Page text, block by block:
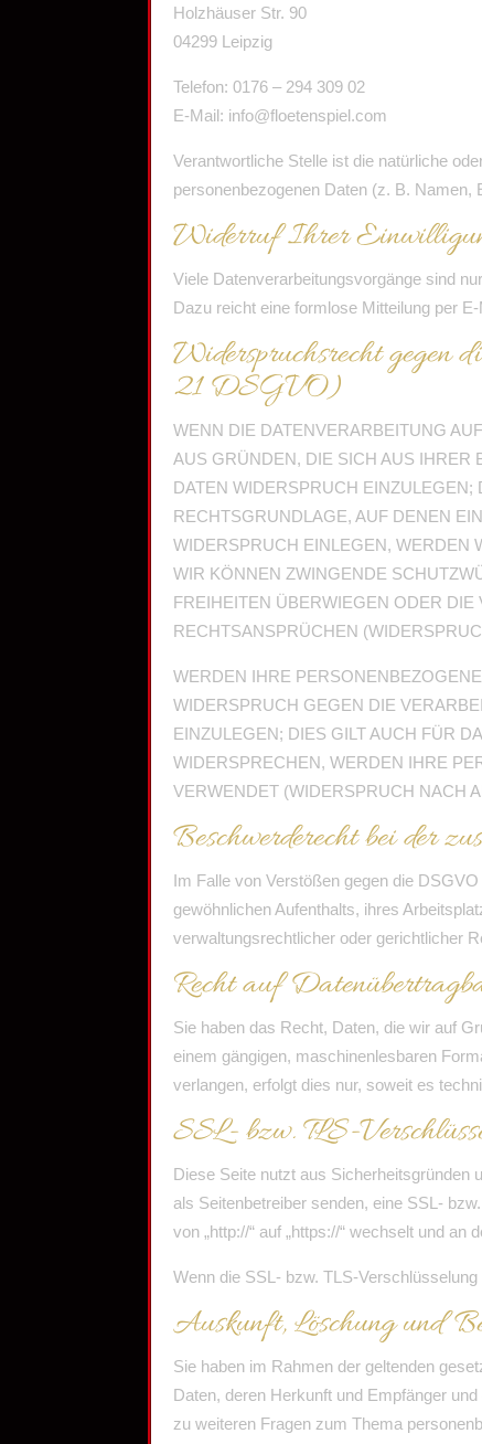
Holzhäuser Str. 90
04299 Leipzig
Telefon: 0176 – 294 309 02
E-Mail: info@floetenspiel.com
Verantwortliche Stelle ist die natürliche
personenbezogenen Daten (z. B. Namen,
Widerruf Ihrer
Viele Datenverarbeitungsvorgänge sind
Dazu reicht eine formlose Mitteilung per
Widerspruchsrecht gegen
21 DSGVO)
WENN DIE DATENVERARBEITUNG
AUS GRÜNDEN, DIE SICH AUS IHRER
DATEN WIDERSPRUCH
RECHTSGRUNDLAGE, AUF DENEN
WIDERSPRUCH EINLEGEN, WERDEN
WIR KÖNNEN ZWINGENDE
FREIHEITEN ÜBERWIEGEN ODER
RECHTSANSPRÜCHEN
WERDEN IHRE
WIDERSPRUCH GEGEN DIE
EINZULEGEN; DIES GILT AUCH FÜR
WIDERSPRECHEN, WERDEN IHRE
VERWENDET (WIDERSPRUCH NACH
Beschwerderecht bei der
Im Falle von Verstößen gegen die
gewöhnlichen Aufenthalts, ihres
verwaltungsrechtlicher oder gerichtlicher
Recht auf
Sie haben das Recht, Daten, die wir auf
einem gängigen, maschinenlesbaren
verlangen, erfolgt dies nur, soweit es
SSL- bzw. TLS-
Diese Seite nutzt aus Sicherheitsgründen
als Seitenbetreiber senden, eine SSL-
von „http://“ auf „https://“ wechselt und
Wenn die SSL- bzw. TLS-
Auskunft, Löschung und
Sie haben im Rahmen der geltenden
Daten, deren Herkunft und Empfänger
zu weiteren Fragen zum Thema